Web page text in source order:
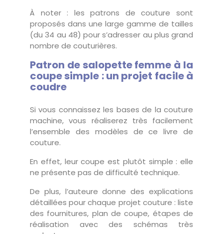
À noter : les patrons de couture sont
proposés dans une large gamme de tailles
(du 34 au 48) pour s’adresser au plus grand
nombre de couturières.
Patron de salopette femme à la
coupe simple : un projet facile à
coudre
Si vous connaissez les bases de la couture
machine, vous réaliserez très facilement
l’ensemble des modèles de ce livre de
couture.
En effet, leur coupe est plutôt simple : elle
ne présente pas de difficulté technique.
De plus, l’auteure donne des explications
détaillées pour chaque projet couture : liste
des fournitures, plan de coupe, étapes de
réalisation avec des schémas très